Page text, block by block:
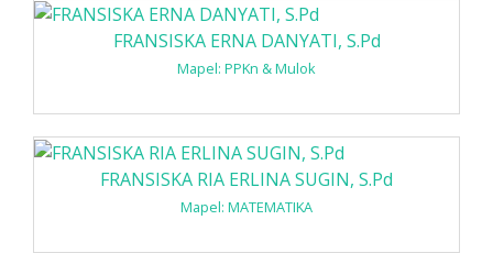
FRANSISKA ERNA DANYATI, S.Pd
Mapel: PPKn & Mulok
FRANSISKA RIA ERLINA SUGIN, S.Pd
Mapel: MATEMATIKA